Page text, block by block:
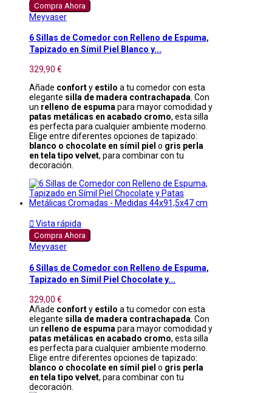
Compra Ahora
Meyvaser
6 Sillas de Comedor con Relleno de Espuma,
Tapizado en Símil Piel Blanco y...
329,90 €
Añade conforty estilo a tu comedor con esta
elegante silla de madera contrachapada. Con
un relleno de espumapara mayor comodidad y
patas metálicas en acabado cromo, esta silla
es perfecta para cualquier ambiente moderno.
Elige entre diferentes opciones de tapizado:
blanco o chocolate en símil piel o gris perla
en tela tipo velvet, para combinar con tu
decoración.
 Vista rápida
Compra Ahora
Meyvaser
6 Sillas de Comedor con Relleno de Espuma,
Tapizado en Símil Piel Chocolate y...
329,00 €
Añade conforty estilo a tu comedor con esta
elegante silla de madera contrachapada . Con
un relleno de espuma para mayor comodidad y
patas metálicas en acabado cromo, esta silla
es perfecta para cualquier ambiente moderno.
Elige entre diferentes opciones de tapizado:
blanco o chocolate en símil piel o gris perla
en tela tipo velvet, para combinar con tu
decoración.